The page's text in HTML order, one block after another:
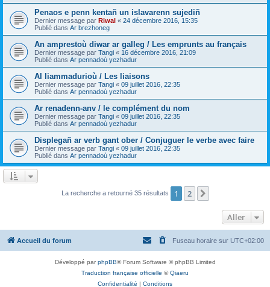
Penaos e penn kentañ un islavarenn sujediñ
Dernier message par Riwal « 24 décembre 2016, 15:35
Publié dans Ar brezhoneg
An amprestoù diwar ar galleg / Les emprunts au français
Dernier message par Tangi « 16 décembre 2016, 21:09
Publié dans Ar pennadoù yezhadur
Al liammadurioù / Les liaisons
Dernier message par Tangi « 09 juillet 2016, 22:35
Publié dans Ar pennadoù yezhadur
Ar renadenn-anv / le complément du nom
Dernier message par Tangi « 09 juillet 2016, 22:35
Publié dans Ar pennadoù yezhadur
Displegañ ar verb gant ober / Conjuguer le verbe avec faire
Dernier message par Tangi « 09 juillet 2016, 22:35
Publié dans Ar pennadoù yezhadur
La recherche a retourné 35 résultats 1 2
Aller
Accueil du forum Fuseau horaire sur UTC+02:00
Développé parphpBB® Forum Software © phpBB Limited
Traduction française officielle ©Qiaeru
Confidentialité | Conditions